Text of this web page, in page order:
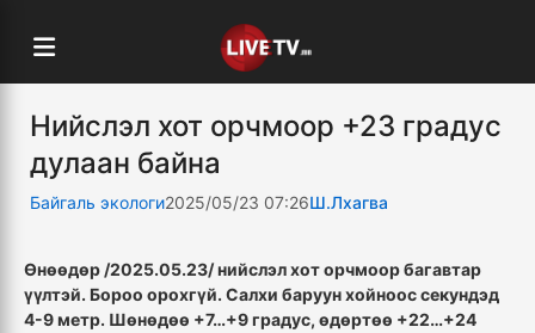
Нийслэл хот орчмоор +23 градус
дулаан байна
Байгаль экологи2025/05/23 07:26Ш.Лхагва
Өнөөдөр /2025.05.23/ нийслэл хот орчмоор багавтар
үүлтэй. Бороо орохгүй. Салхи баруун хойноос секундэд
4-9 метр. Шөнөдөө +7…+9 градус, өдөртөө +22…+24